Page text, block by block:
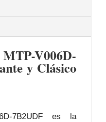
V006D-
y Clásico
7B2UDF es la